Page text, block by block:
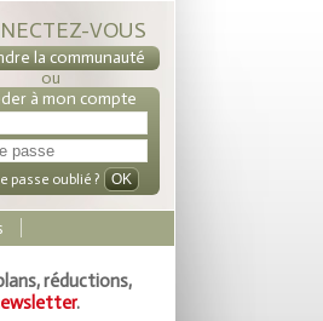
VOUS
la communauté
ou
à mon compte
passe oublié ?
réductions,
.